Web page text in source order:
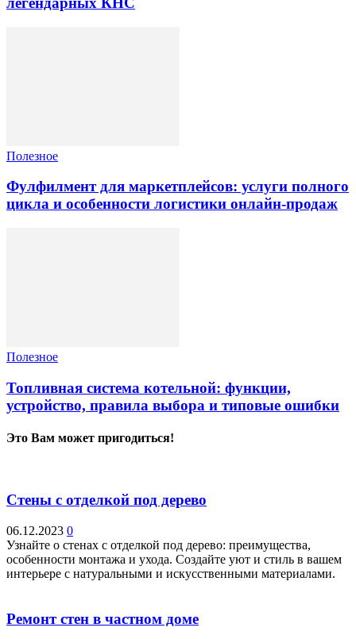
Полезное
Фулфилмент для маркетплейсов: услуги полного
цикла и особенности логистики онлайн-продаж
Полезное
Топливная система котельной: функции,
устройство, правила выбора и типовые ошибки
Это Вам может пригодиться!
Стены с отделкой под дерево
06.12.2023 0
Узнайте о стенах с отделкой под дерево: преимущества,
особенности монтажа и ухода. Создайте уют и стиль в вашем
интерьере с натуральными и искусственными материалами.
Ремонт стен в частном доме